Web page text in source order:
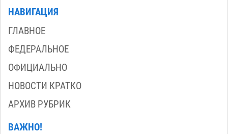
НАВИГАЦИЯ
ГЛАВНОЕ
ФЕДЕРАЛЬНОЕ
ОФИЦИАЛЬНО
НОВОСТИ КРАТКО
АРХИВ РУБРИК
ВАЖНО!